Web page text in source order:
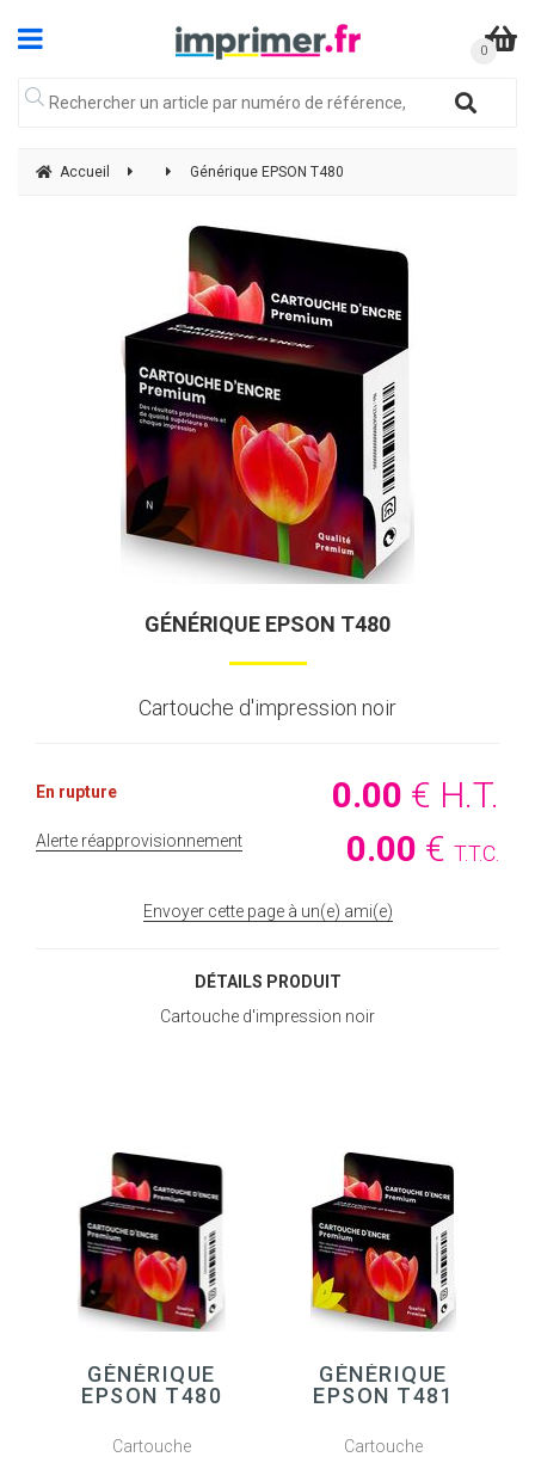
Accueil Générique EPSON T480
GÉNÉRIQUE EPSON T480
Cartouche d'impression noir
0.00 € H.T.
0.00 € T.T.C.
En rupture
Alerte réapprovisionnement
Envoyer cette page à un(e) ami(e)
DÉTAILS PRODUIT
Cartouche d'impression noir
GÉNÉRIQUE
EPSON T480
Cartouche
GÉNÉRIQUE
EPSON T481
Cartouche